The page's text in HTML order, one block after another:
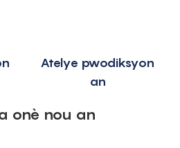
Atelye pwodiksyon
an
onè nou an